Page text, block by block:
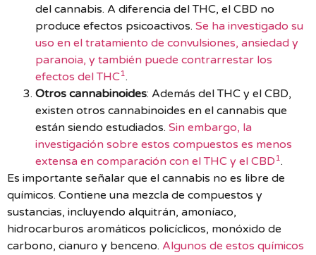
del cannabis. A diferencia del THC, el CBD no
produce efectos psicoactivos. Se ha investigado su
uso en el tratamiento de convulsiones, ansiedad y
paranoia, y también puede contrarrestar los
efectos del THC1.
Otros cannabinoides: Además del THC y el CBD,
existen otros cannabinoides en el cannabis que
están siendo estudiados. Sin embargo, la
investigación sobre estos compuestos es menos
extensa en comparación con el THC y el CBD 1.
Es importante señalar que el cannabis no es libre de
químicos. Contiene una mezcla de compuestos y
sustancias, incluyendo alquitrán, amoníaco,
hidrocarburos aromáticos policíclicos, monóxido de
carbono, cianuro y benceno. Algunos de estos químicos